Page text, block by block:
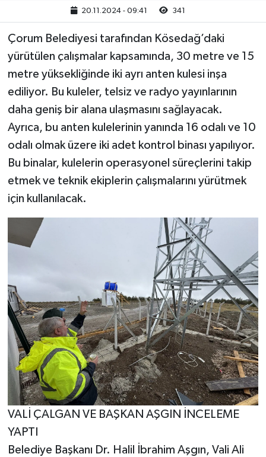
20.11.2024 - 09:41 341
Çorum Belediyesi tarafından Kösedağ’daki
yürütülen çalışmalar kapsamında, 30 metre ve 15
metre yüksekliğinde iki ayrı anten kulesi inşa
ediliyor. Bu kuleler, telsiz ve radyo yayınlarının
daha geniş bir alana ulaşmasını sağlayacak.
Ayrıca, bu anten kulelerinin yanında 16 odalı ve 10
odalı olmak üzere iki adet kontrol binası yapılıyor.
Bu binalar, kulelerin operasyonel süreçlerini takip
etmek ve teknik ekiplerin çalışmalarını yürütmek
için kullanılacak.
VALİ ÇALGAN VE BAŞKAN AŞGIN İNCELEME
YAPTI
Belediye Başkanı Dr. Halil İbrahim Aşgın, Vali Ali
Sungurlu
Uğurludağ
Sağlık